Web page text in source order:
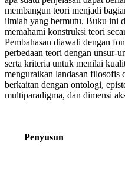
membangun teori menjadi
ilmiah yang bermutu. Buku ini
memahami konstruksi teori
Pembahasan diawali dengan
perbedaan teori dengan unsur-
serta kriteria untuk menilai
menguraikan landasan filosofis
berkaitan dengan ontologi,
multiparadigma, dan dimensi
Penyusun